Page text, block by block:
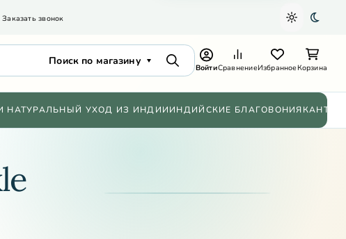
Заказать звонок Светлая
Поиск по магазину ПоискВойтиСравнениеИзбранноеКорзина
НАТУРАЛЬНЫЙ УХОД ИЗ ИНДИИИНДИЙСКИЕ БЛАГОВОНИЯ